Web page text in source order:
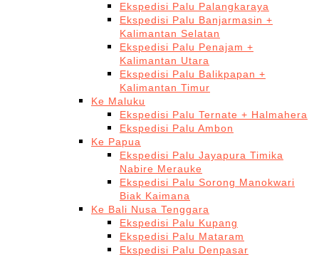
Ekspedisi Palu Palangkaraya
Ekspedisi Palu Banjarmasin +
Kalimantan Selatan
Ekspedisi Palu Penajam +
Kalimantan Utara
Ekspedisi Palu Balikpapan +
Kalimantan Timur
Ke Maluku
Ekspedisi Palu Ternate + Halmahera
Ekspedisi Palu Ambon
Ke Papua
Ekspedisi Palu Jayapura Timika
Nabire Merauke
Ekspedisi Palu Sorong Manokwari
Biak Kaimana
Ke Bali Nusa Tenggara
Ekspedisi Palu Kupang
Ekspedisi Palu Mataram
Ekspedisi Palu Denpasar